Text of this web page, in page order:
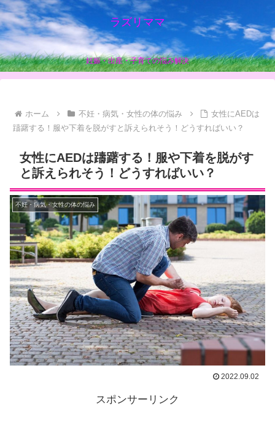
ラズリママ
妊娠・出産・子育ての悩み解決
ホーム 不妊・病気・女性の体の悩み
女性にAEDは
躊躇する！服や下着を脱がすと訴えられそう！どうすればいい？
女性にAEDは躊躇する！服や下着を脱がす
と訴えられそう！どうすればいい？
不妊・病気・女性の体の悩み
2022.09.02
スポンサーリンク